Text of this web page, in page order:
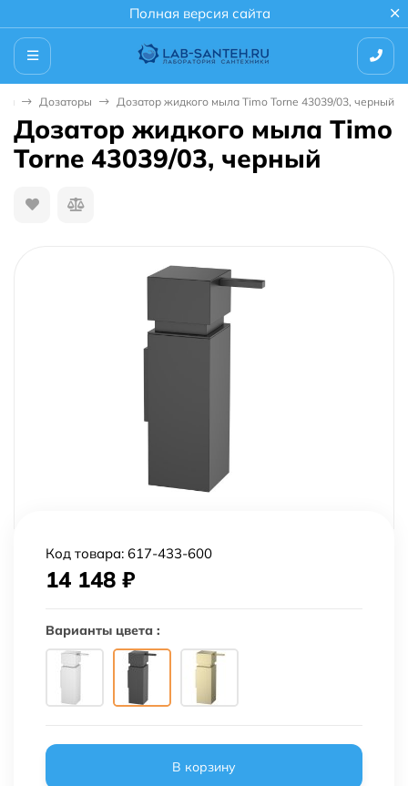
Полная версия сайта
Дозаторы Дозатор жидкого мыла Timo Torne 43039/03, черный
Дозатор жидкого мыла Timo
Torne 43039/03, черный
Код товара: 617-433-600
14 148 ₽
Варианты цвета :
В корзину